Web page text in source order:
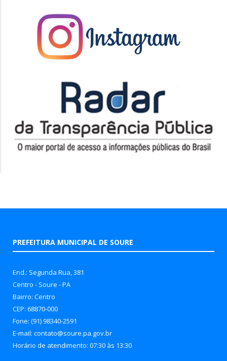
PREFEITURA MUNICIPAL DE SOURE
End.: Segunda Rua, 381
Centro - Soure - PA
Bairro: Centro
CEP: 68870-000
Fone: (91) 98340-2591
E-mail: contato@soure.pa.gov.br
Horário de atendimento: 07:30 às 13:30